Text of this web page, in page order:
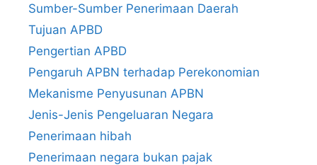
Sumber-Sumber Penerimaan Daerah
Tujuan APBD
Pengertian APBD
Pengaruh APBN terhadap Perekonomian
Mekanisme Penyusunan APBN
Jenis-Jenis Pengeluaran Negara
Penerimaan hibah
Penerimaan negara bukan pajak